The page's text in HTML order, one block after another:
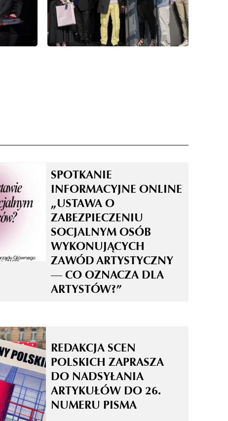
SPOTKANIE
INFORMACYJNE ONLINE
„USTAWA O
ZABEZPIECZENIU
SOCJALNYM OSÓB
WYKONUJĄCYCH
ZAWÓD ARTYSTYCZNY
— CO OZNACZA DLA
ARTYSTÓW?”
REDAKCJA SCEN
POLSKICH ZAPRASZA
DO NADSYŁANIA
ARTYKUŁÓW DO 26.
NUMERU PISMA